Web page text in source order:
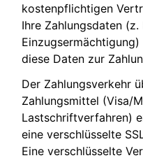
kostenpflichtigen
Ihre Zahlungsdaten
diese Daten zur
Der Zahlungsverkehr
Zahlungsmittel (Visa/
Lastschriftverfahren)
eine verschlüsselte
Eine verschlüsselte